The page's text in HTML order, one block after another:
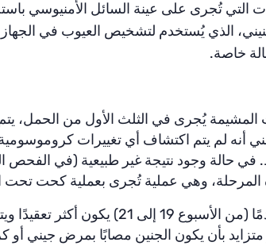
التي تُجرى على عينة السائل الأمنيوسي
، الذي يُستخدم لتشخيص العيوب في
خاصة.
يُجرى في الثلث الأول من الحمل،
أنه لم يتم اكتشاف أي تغييرات
حالة وجود نتيجة غير طبيعية (في الفحص
المرحلة، وهي عملية تُجرى بعملية كحت تحت
إنهاء الحمل في مراحل أكثر تقدمًا (من
بأن يكون الجنين مصابًا بمرض جيني